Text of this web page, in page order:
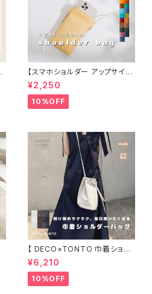
【スマホショルダー アップサイク
ル】
¥2,250
10%OFF
【 DECO×TONTO 巾着ショル
ダーバッグ】
¥6,210
10%OFF